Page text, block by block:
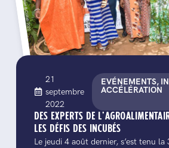
21
septembre
2022
EVÉNEMENTS,
ACCÉLÉRATION
DES EXPERTS DE
LES DÉFIS DES INCUBÉS
Le jeudi 4 août dernier, s’est tenu la